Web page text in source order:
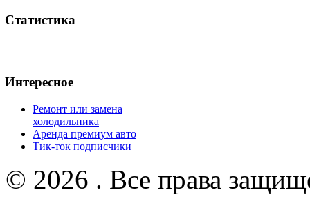
Статистика
Интересное
Ремонт или замена
холодильника
Аренда премиум авто
Тик-ток подписчики
© 2026 . Все права